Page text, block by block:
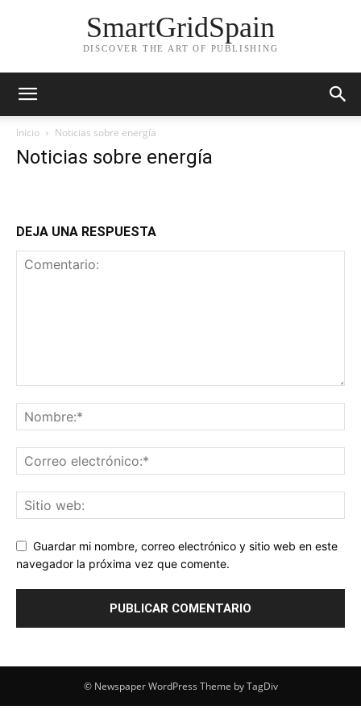
SmartGridSpain
DISCOVER THE ART OF PUBLISHING
Inicio Noticias sobre energía
Noticias sobre energía
DEJA UNA RESPUESTA
Guardar mi nombre, correo electrónico y sitio web en este
navegador la próxima vez que comente.
© Newspaper WordPress Theme by TagDiv